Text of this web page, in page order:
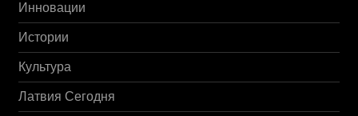
Инновации
Истории
Культура
Латвия Сегодня